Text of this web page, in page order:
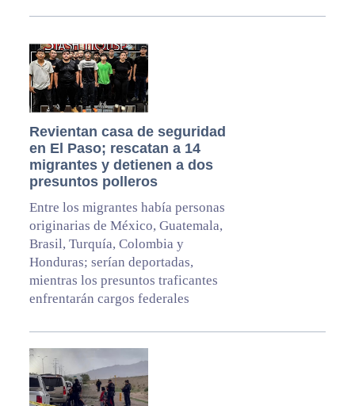
Revientan casa de seguridad
en El Paso; rescatan a 14
migrantes y detienen a dos
presuntos polleros
Entre los migrantes había personas
originarias de México, Guatemala,
Brasil, Turquía, Colombia y
Honduras; serían deportadas,
mientras los presuntos traficantes
enfrentarán cargos federales